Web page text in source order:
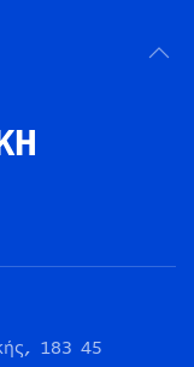
183 45